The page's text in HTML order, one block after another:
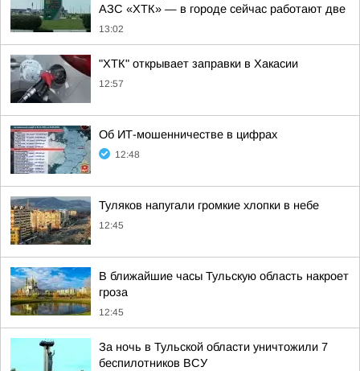
АЗС «ХТК» — в городе сейчас работают две
13:02
"ХТК" открывает заправки в Хакасии
12:57
Об ИТ-мошенничестве в цифрах
12:48
Туляков напугали громкие хлопки в небе
12:45
В ближайшие часы Тульскую область накроет
гроза
12:45
За ночь в Тульской области уничтожили 7
беспилотников ВСУ